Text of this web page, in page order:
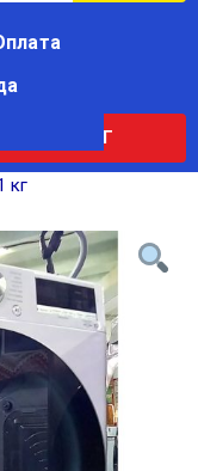
КАТАЛОГ
кг